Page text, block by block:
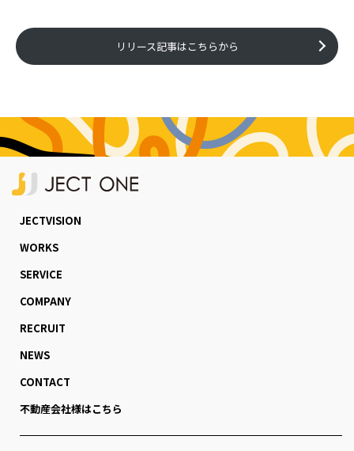
リリース記事はこちらから
JECTVISION
WORKS
SERVICE
COMPANY
RECRUIT
NEWS
CONTACT
不動産会社様はこちら